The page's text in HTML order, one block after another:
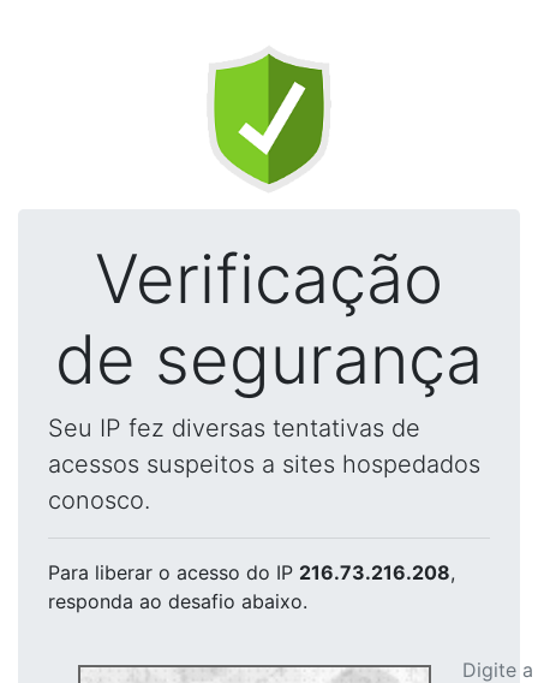
Verificação
de segurança
Seu IP fez diversas tentativas de
acessos suspeitos a sites hospedados
conosco.
Para liberar o acesso do IP 216.73.216.208,
responda ao desafio abaixo.
Digite